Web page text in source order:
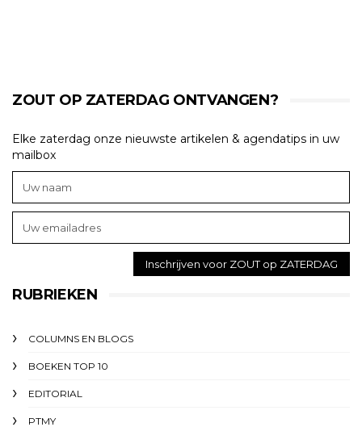
ZOUT OP ZATERDAG ONTVANGEN?
Elke zaterdag onze nieuwste artikelen & agendatips in uw
mailbox
RUBRIEKEN
COLUMNS EN BLOGS
BOEKEN TOP 10
EDITORIAL
PTMY